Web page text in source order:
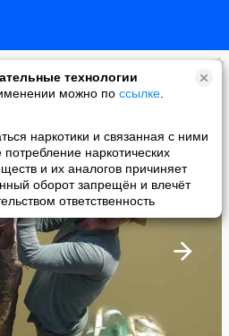
технологии
можно по ссылке
наркотики и связанная с ними
наркотических
и их аналогов причиняет
оборот запрещён и влечёт
ответственность
в России!